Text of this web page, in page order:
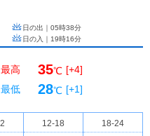
日の出｜ 05時38分
日の入｜ 19時16分
最高 35℃ [+4]
最低
28℃ [+1]
12-18 18-24